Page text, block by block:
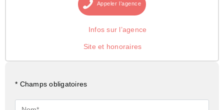
Appeler l’agence
Infos sur l’agence
Site et honoraires
* Champs obligatoires
Nom*